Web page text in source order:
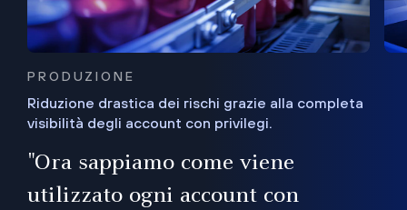
PRODUZIONE
Riduzione drastica dei rischi grazie alla completa
visibilità degli account con privilegi.
"Ora sappiamo come viene
utilizzato ogni account con